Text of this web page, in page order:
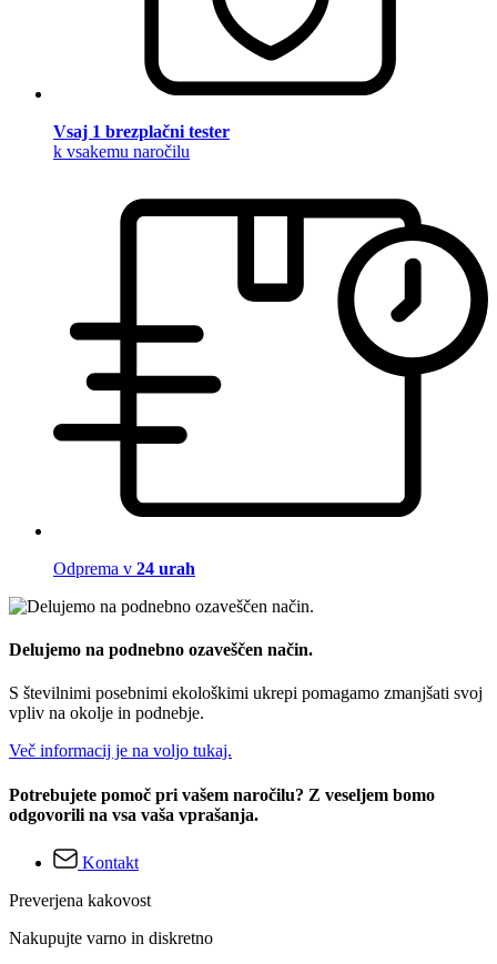
Vsaj 1 brezplačni tester
k vsakemu naročilu
Odprema v 24 urah
Delujemo na podnebno ozaveščen način.
S številnimi posebnimi ekološkimi ukrepi pomagamo zmanjšati svoj
vpliv na okolje in podnebje.
Več informacij je na voljo tukaj.
Potrebujete pomoč pri vašem naročilu? Z veseljem bomo
odgovorili na vsa vaša vprašanja.
Kontakt
Preverjena kakovost
Nakupujte varno in diskretno